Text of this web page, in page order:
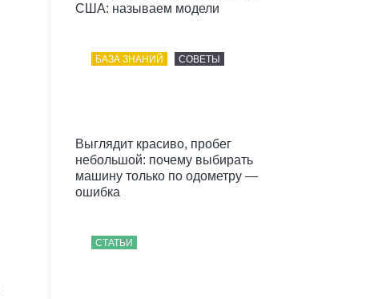
США: называем модели
БАЗА ЗНАНИЙ СОВЕТЫ
Выглядит красиво, пробег
небольшой: почему выбирать
машину только по одометру —
ошибка
СТАТЬИ